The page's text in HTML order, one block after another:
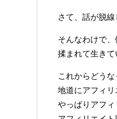
さて、話が脱線
そんなわけで
揉まれて生きて
これからどう
地道にアフィリ
やっぱりアフィ